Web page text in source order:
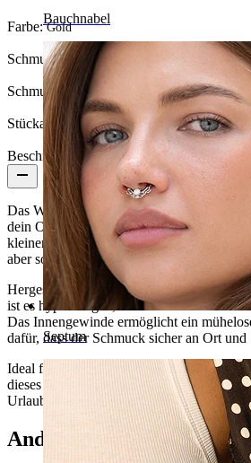
Bauchnabel
Septum
Farbe:Gold
Schmucksteinfarbe: Durchsichtig / Grün
Schmucksteintyp: Kubischer Zirkonia
Stückanzahl: 1
Beschreibung
Das Weihnachtsbaum-Labret aus Titan
dein Ohr. Sechs grüne und klare
kleinen Baum, gekrönt von einem
aber sofort fröhlich.
Hergestellt aus ASTM F136 Titan mit
ist es hypoallergen, wasserfest und ideal
Das Innengewinde ermöglicht ein
dafür, dass der Schmuck sicher an Ort und
Ideal für Conch-, Helix-, Ohrläppchen-
dieses Labret verleiht deinem
Urlaubsflair, egal zu welcher Zeit.
Andere haben ebenfalls